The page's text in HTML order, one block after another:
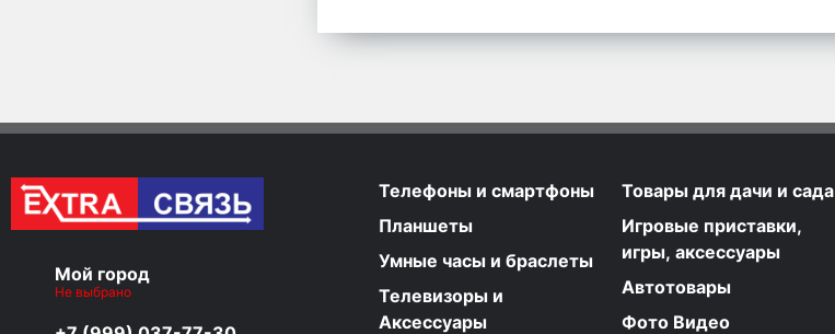
Мой город
Не выбрано
Телефоны и смартфоны
Планшеты
Умные часы и браслеты
Телевизоры и
Аксессуары
Товары для дачи и сада
Игровые приставки,
игры, аксессуары
Автотовары
Фото Видео